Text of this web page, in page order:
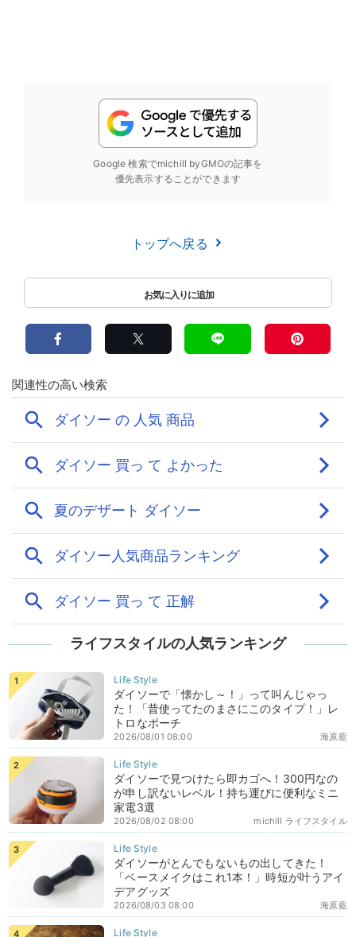
Google 検索でmichill byGMOの記事を
優先表示することができます
トップへ戻る
ライフスタイルの人気ランキング
ダイソーで「懐かし～！」って叫んじゃっ
た！「昔使ってたのまさにこのタイプ！」レ
トロなポーチ
海原藍
2026/08/01 08:00
ダイソーで見つけたら即カゴへ！300円なの
が申し訳ないレベル！持ち運びに便利なミニ
家電3選
michill ライフスタイル
2026/08/02 08:00
ダイソーがとんでもないもの出してきた！
「ベースメイクはこれ1本！」時短が叶うアイ
デアグッズ
海原藍
2026/08/03 08:00